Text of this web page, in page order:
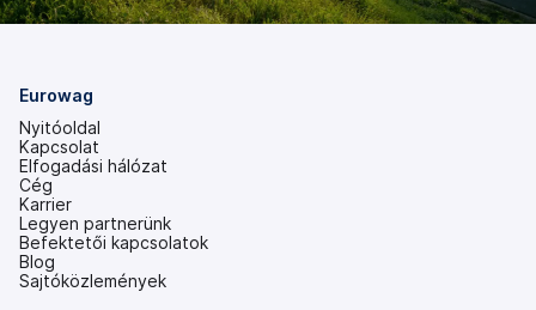
Eurowag
Nyitóoldal
Kapcsolat
Elfogadási hálózat
Cég
Karrier
Legyen partnerünk
Befektetői kapcsolatok
(új
lapon
Blog
Sajtóközlemények